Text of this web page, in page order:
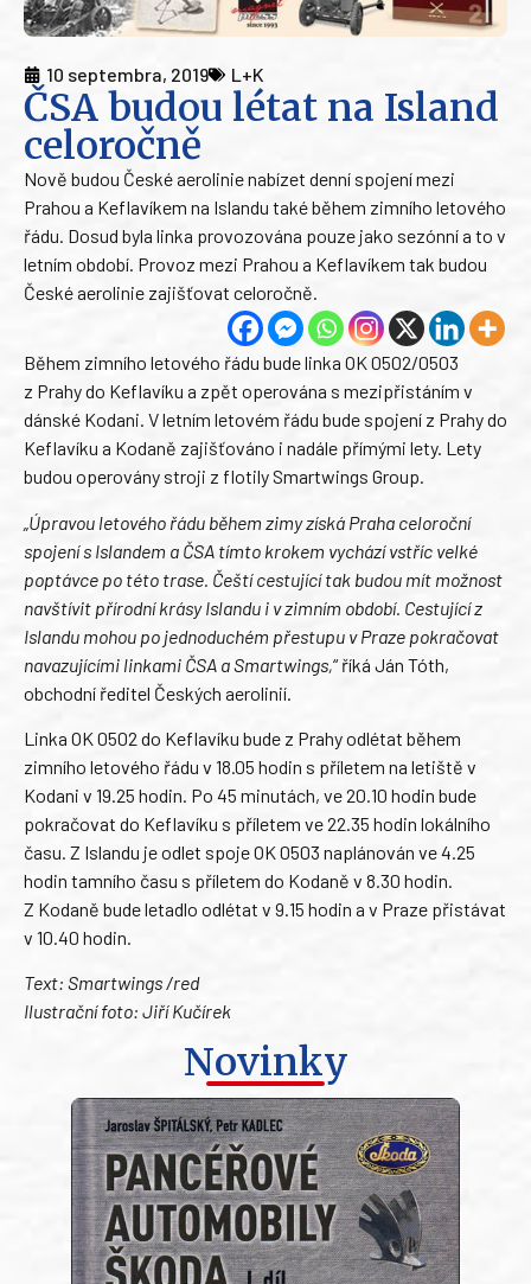
10 septembra, 2019 L+K
ČSA budou létat na Island
celoročně
Nově budou České aerolinie nabízet denní spojení mezi
Prahou a Keflavíkem na Islandu také během zimního letového
řádu. Dosud byla linka provozována pouze jako sezónní a to v
letním období. Provoz mezi Prahou a Keflavíkem tak budou
České aerolinie zajišťovat celoročně.
Během zimního letového řádu bude linka OK 0502/0503
z Prahy do Keflavíku a zpět operována s mezipřistáním v
dánské Kodani. V letním letovém řádu bude spojení z Prahy do
Keflavíku a Kodaně zajišťováno i nadále přímými lety. Lety
budou operovány stroji z flotily Smartwings Group.
„Úpravou letového řádu během zimy získá Praha celoroční
spojení s Islandem a ČSA tímto krokem vychází vstříc velké
poptávce po této trase. Čeští cestující tak budou mít možnost
navštívit přírodní krásy Islandu i v zimním období. Cestující z
Islandu mohou po jednoduchém přestupu v Praze pokračovat
navazujícími linkami ČSA a Smartwings,“ říká Ján Tóth,
obchodní ředitel Českých aerolinií.
Linka OK 0502 do Keflavíku bude z Prahy odlétat během
zimního letového řádu v 18.05 hodin s příletem na letiště v
Kodani v 19.25 hodin. Po 45 minutách, ve 20.10 hodin bude
pokračovat do Keflavíku s příletem ve 22.35 hodin lokálního
času. Z Islandu je odlet spoje OK 0503 naplánován ve 4.25
hodin tamního času s příletem do Kodaně v 8.30 hodin.
Z Kodaně bude letadlo odlétat v 9.15 hodin a v Praze přistávat
v 10.40 hodin.
Text: Smartwings /red
Ilustrační foto: Jiří Kučírek
Novinky